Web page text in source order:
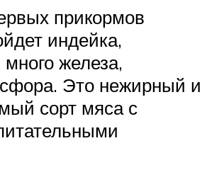
прикормов
индейка,
железа,
Это нежирный и
сорт мяса с